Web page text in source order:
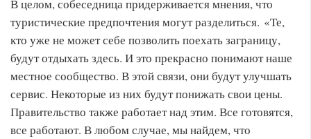
В целом, собеседница придерживается мнения, что
туристические предпочтения могут разделиться. «Те,
кто уже не может себе позволить поехать заграницу,
будут отдыхать здесь. И это прекрасно понимают наше
местное сообщество. В этой связи, они будут улучшать
сервис. Некоторые из них будут понижать свои цены.
Правительство также работает над этим. Все готовятся,
все работают. В любом случае, мы найдем, что